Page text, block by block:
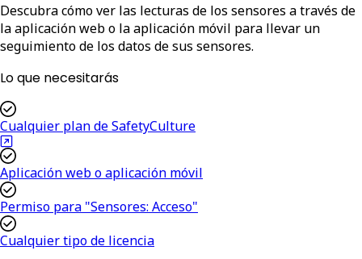
Descubra cómo ver las lecturas de los sensores a través de
la aplicación web o la aplicación móvil para llevar un
seguimiento de los datos de sus sensores.
Lo que necesitarás
Cualquier plan de SafetyCulture
Aplicación web o aplicación móvil
Permiso para "Sensores: Acceso"
Cualquier tipo de licencia